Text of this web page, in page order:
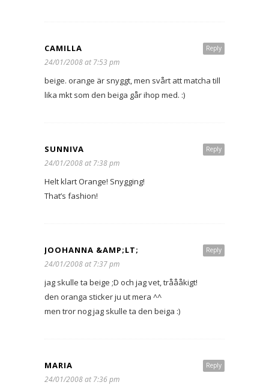
Reply
CAMILLA
24/01/2008 at 7:53 pm
beige. orange är snyggt, men svårt att matcha till
lika mkt som den beiga går ihop med. :)
Reply
SUNNIVA
24/01/2008 at 7:38 pm
Helt klart Orange! Snygging!
That’s fashion!
Reply
JOOHANNA &AMP;LT;
24/01/2008 at 7:37 pm
jag skulle ta beige ;D och jag vet, tråååkigt!
den oranga sticker ju ut mera ^^
men tror nog jag skulle ta den beiga :)
Reply
MARIA
24/01/2008 at 7:36 pm